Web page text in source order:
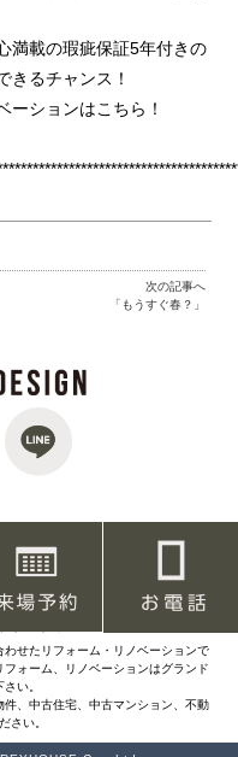
満載の瑕疵保証5年付きの
きるチャンス！
ーションはこちら！
次の記事へ
「もうすぐ春？」
647-0051
事（1）第5242号
せたリフォーム・リノベーションで
ォーム、リノベーションはグランド
い。
、中古住宅、中古マンション、不動
さい。